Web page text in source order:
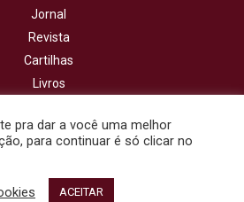
Jornal
Revista
Cartilhas
Livros
CONTATO
Interestadual de Sindicatos de
pra dar a você uma melhor
para continuar é só clicar no
ACEITAR